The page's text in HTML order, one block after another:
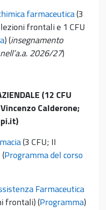
farmaceutica(3
frontali e 1 CFU
) (insegnamento
2026/27)
(12 CFU
Calderone;
(3 CFU; II
Programma del corso
Farmaceutica
frontali) (Programma)